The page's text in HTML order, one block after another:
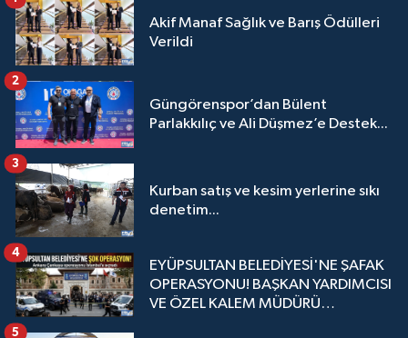
Akif Manaf Sağlık ve Barış Ödülleri
Verildi
Güngörenspor’dan Bülent
Parlakkılıç ve Ali Düşmez’e Destek...
2
Kurban satış ve kesim yerlerine sıkı
denetim...
3
EYÜPSULTAN BELEDİYESİ'NE ŞAFAK
OPERASYONU! BAŞKAN YARDIMCISI
VE ÖZEL KALEM MÜDÜRÜ
4
5